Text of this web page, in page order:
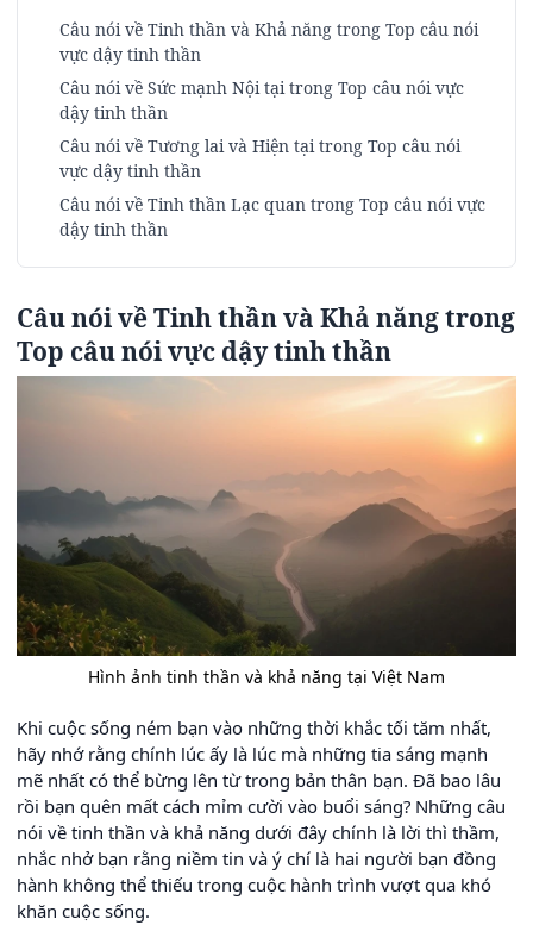
Câu nói về Tinh thần và Khả năng trong Top câu nói
vực dậy tinh thần
Câu nói về Sức mạnh Nội tại trong Top câu nói vực
dậy tinh thần
Câu nói về Tương lai và Hiện tại trong Top câu nói
vực dậy tinh thần
Câu nói về Tinh thần Lạc quan trong Top câu nói vực
dậy tinh thần
Câu nói về Tinh thần và Khả năng trong
Top câu nói vực dậy tinh thần
Hình ảnh tinh thần và khả năng tại Việt Nam
Khi cuộc sống ném bạn vào những thời khắc tối tăm nhất,
hãy nhớ rằng chính lúc ấy là lúc mà những tia sáng mạnh
mẽ nhất có thể bừng lên từ trong bản thân bạn. Đã bao lâu
rồi bạn quên mất cách mỉm cười vào buổi sáng? Những câu
nói về tinh thần và khả năng dưới đây chính là lời thì thầm,
nhắc nhở bạn rằng niềm tin và ý chí là hai người bạn đồng
hành không thể thiếu trong cuộc hành trình vượt qua khó
khăn cuộc sống.